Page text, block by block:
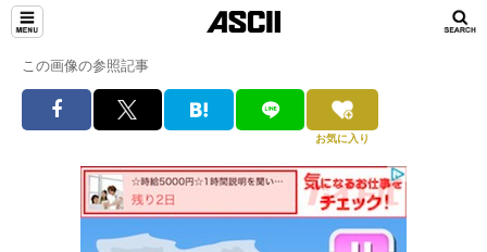
この画像の参照記事
お気に入り